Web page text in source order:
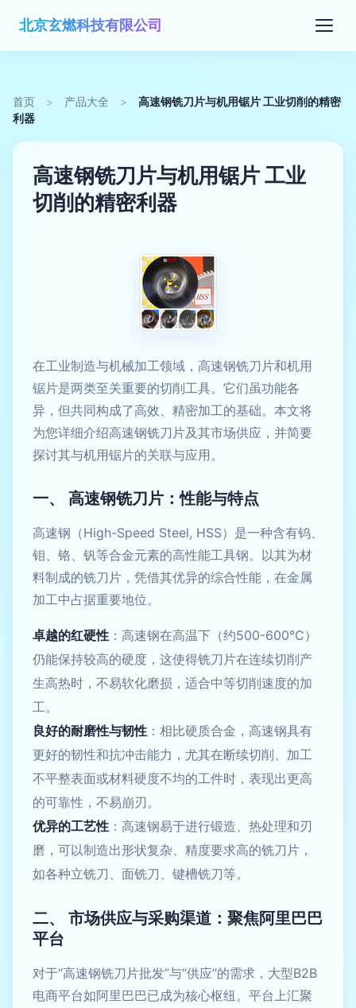
北京玄燃科技有限公司
首页 > 产品大全 >
高速钢铣刀片与机用锯片 工业切削的精密
利器
高速钢铣刀片与机用锯片 工业
切削的精密利器
在工业制造与机械加工领域，高速钢铣刀片和机用
锯片是两类至关重要的切削工具。它们虽功能各
异，但共同构成了高效、精密加工的基础。本文将
为您详细介绍高速钢铣刀片及其市场供应，并简要
探讨其与机用锯片的关联与应用。
一、 高速钢铣刀片：性能与特点
高速钢（High-Speed Steel, HSS）是一种含有钨、
钼、铬、钒等合金元素的高性能工具钢。以其为材
料制成的铣刀片，凭借其优异的综合性能，在金属
加工中占据重要地位。
卓越的红硬性 ：高速钢在高温下（约500-600°C）
仍能保持较高的硬度，这使得铣刀片在连续切削产
生高热时，不易软化磨损，适合中等切削速度的加
工。
良好的耐磨性与韧性 ：相比硬质合金，高速钢具有
更好的韧性和抗冲击能力，尤其在断续切削、加工
不平整表面或材料硬度不均的工件时，表现出更高
的可靠性，不易崩刃。
优异的工艺性 ：高速钢易于进行锻造、热处理和刃
磨，可以制造出形状复杂、精度要求高的铣刀片，
如各种立铣刀、面铣刀、键槽铣刀等。
二、 市场供应与采购渠道：聚焦阿里巴巴
平台
对于“高速钢铣刀片批发”与“供应”的需求，大型B2B
电商平台如阿里巴巴已成为核心枢纽。平台上汇聚